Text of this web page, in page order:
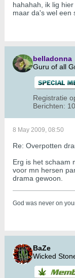
hahahah, ik lig
maar da's wel een
belladonna
Guru of all
Registratie
Berichten:
8 May 2009, 08:50
Re: Overpotten
Erg is het schaam
voor mn hersen
drama gewoon.
God was never on
BaZe
Wicked